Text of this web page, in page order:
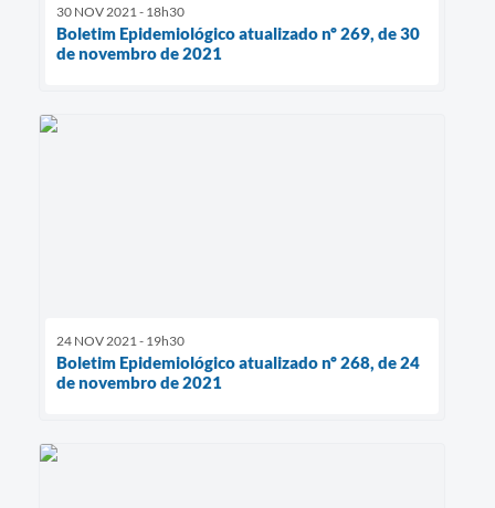
30 NOV 2021 - 18h30
Boletim Epidemiológico atualizado nº 269, de 30
de novembro de 2021
24 NOV 2021 - 19h30
Boletim Epidemiológico atualizado nº 268, de 24
de novembro de 2021